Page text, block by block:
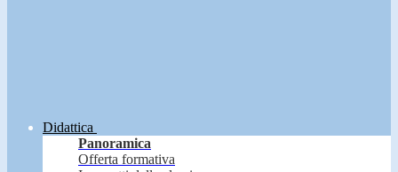
Didattica
Panoramica
Offerta formativa